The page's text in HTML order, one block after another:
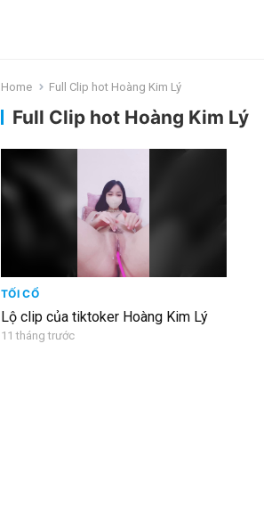
Home Full Clip hot Hoàng Kim Lý
Full Clip hot Hoàng Kim Lý
TỐI CỔ
Lộ clip của tiktoker Hoàng Kim Lý
11 tháng trước